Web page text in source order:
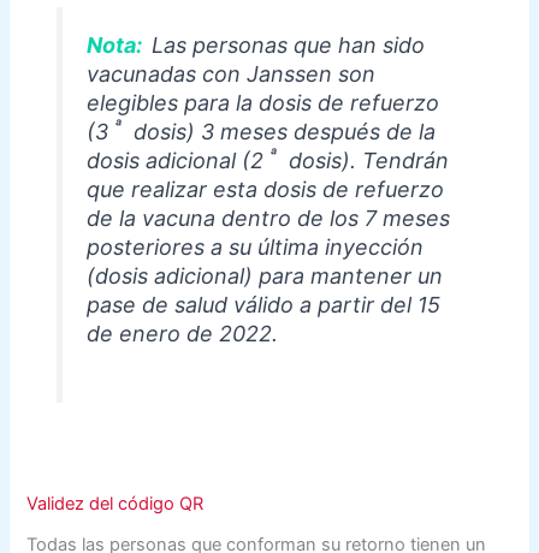
Nota: Las personas que han sido
vacunadas con Janssen son
elegibles para la dosis de refuerzo
(3 ªdosis) 3 meses después de la
dosis adicional (2 ªdosis). Tendrán
que realizar esta dosis de refuerzo
de la vacuna dentro de los 7 meses
posteriores a su última inyección
(dosis adicional) para mantener un
pase de salud válido a partir del 15
de enero de 2022.
Validez del código QR
Todas las personas que conforman su retorno tienen un